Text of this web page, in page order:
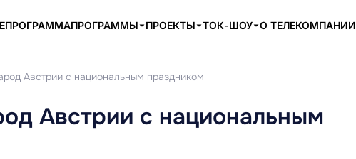
ПРОГРАММЫ ПРОЕКТЫ ТОК-ШОУ О ТЕЛЕКОМПАНИИ
Австрии с национальным праздником
Австрии с национальным